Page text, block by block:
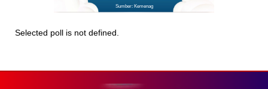
Sumber: Kemenag
Selected poll is not defined.